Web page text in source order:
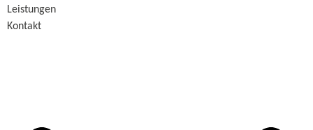
Leistungen
Kontakt